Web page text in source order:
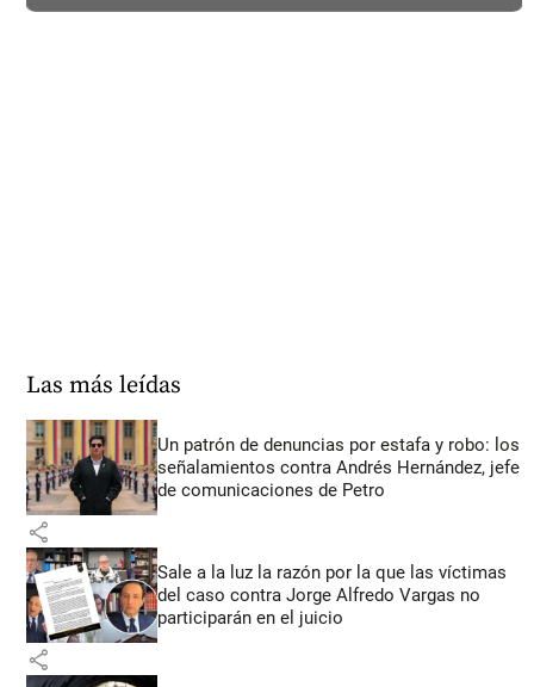
Las más leídas
Un patrón de denuncias por estafa y robo: los
señalamientos contra Andrés Hernández, jefe
de comunicaciones de Petro
share
Sale a la luz la razón por la que las víctimas
del caso contra Jorge Alfredo Vargas no
participarán en el juicio
share